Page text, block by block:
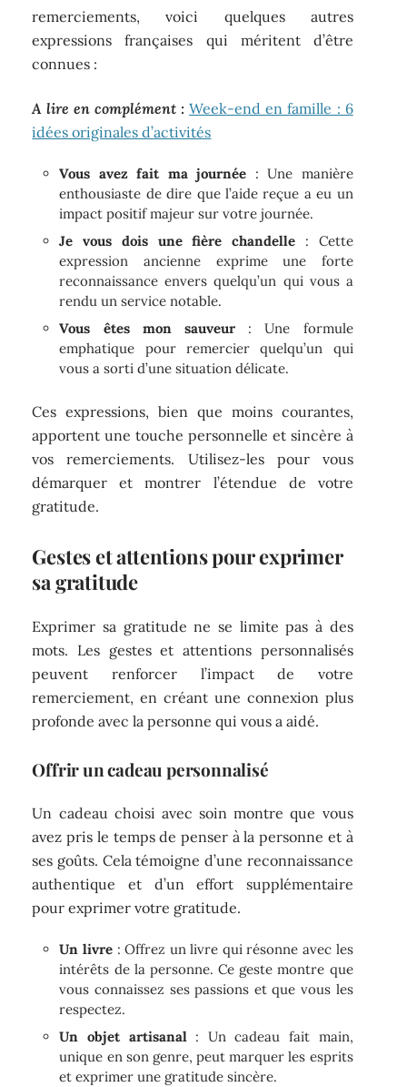
remerciements, voici quelques autres
expressions françaises qui méritent d’être
connues :
A lire en complément : Week-end en famille : 6
idées originales d’activités
Vous avez fait ma journée : Une manière
enthousiaste de dire que l’aide reçue a eu un
impact positif majeur sur votre journée.
Je vous dois une fière chandelle : Cette
expression ancienne exprime une forte
reconnaissance envers quelqu’un qui vous a
rendu un service notable.
Vous êtes mon sauveur : Une formule
emphatique pour remercier quelqu’un qui
vous a sorti d’une situation délicate.
Ces expressions, bien que moins courantes,
apportent une touche personnelle et sincère à
vos remerciements. Utilisez-les pour vous
démarquer et montrer l’étendue de votre
gratitude.
Gestes et attentions pour exprimer
sa gratitude
Exprimer sa gratitude ne se limite pas à des
mots. Les gestes et attentions personnalisés
peuvent renforcer l’impact de votre
remerciement, en créant une connexion plus
profonde avec la personne qui vous a aidé.
Offrir un cadeau personnalisé
Un cadeau choisi avec soin montre que vous
avez pris le temps de penser à la personne et à
ses goûts. Cela témoigne d’une reconnaissance
authentique et d’un effort supplémentaire
pour exprimer votre gratitude.
Un livre: Offrez un livre qui résonne avec les
intérêts de la personne. Ce geste montre que
vous connaissez ses passions et que vous les
respectez.
Un objet artisanal: Un cadeau fait main,
unique en son genre, peut marquer les esprits
et exprimer une gratitude sincère.